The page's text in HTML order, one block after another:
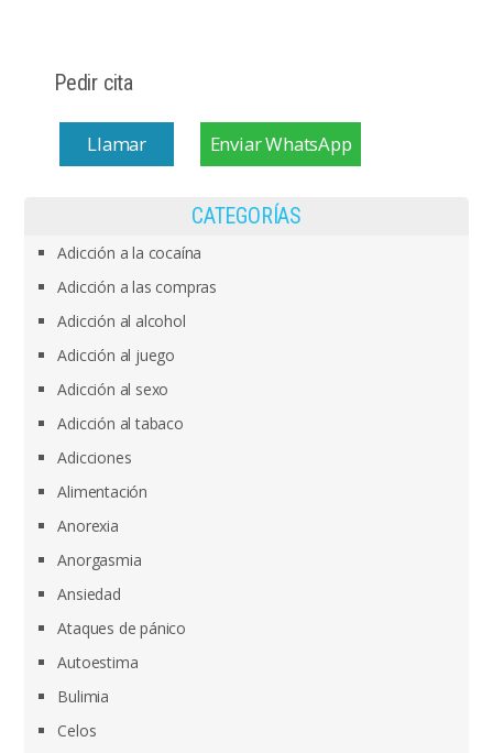
Pedir cita
Llamar Enviar WhatsApp
CATEGORÍAS
Adicción a la cocaína
Adicción a las compras
Adicción al alcohol
Adicción al juego
Adicción al sexo
Adicción al tabaco
Adicciones
Alimentación
Anorexia
Anorgasmia
Ansiedad
Ataques de pánico
Autoestima
Bulimia
Celos